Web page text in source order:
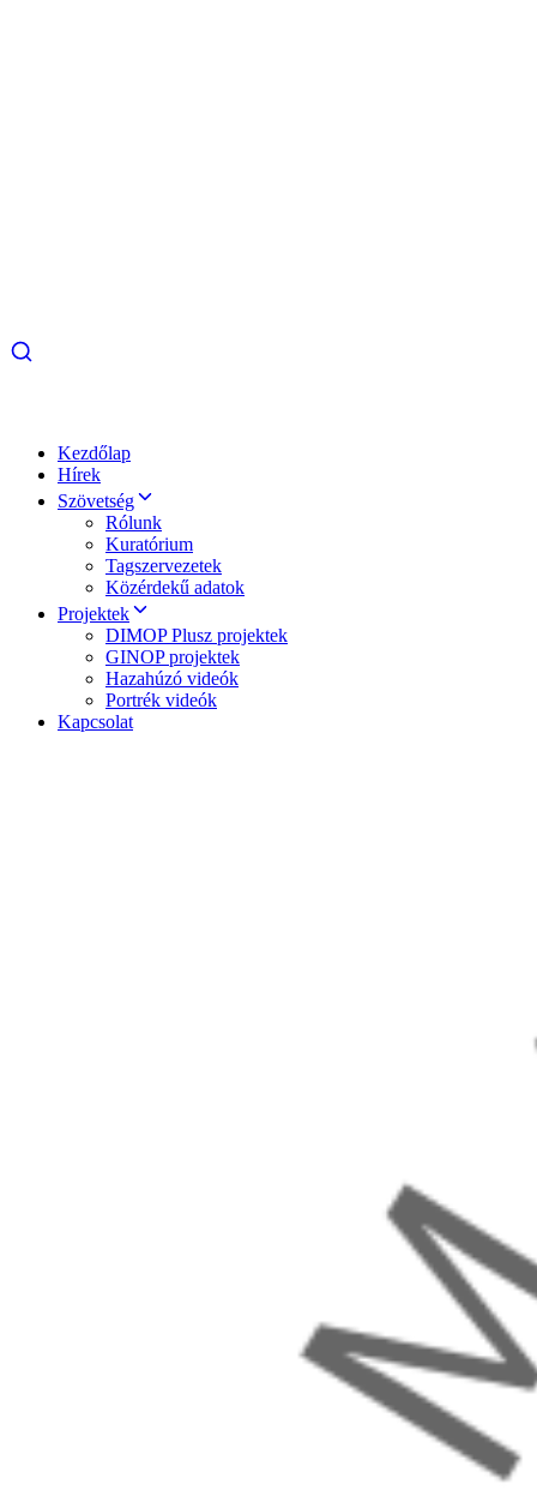
Kezdőlap
Hírek
Szövetség
Rólunk
Kuratórium
Tagszervezetek
Közérdekű adatok
Projektek
DIMOP Plusz projektek
GINOP projektek
Hazahúzó videók
Portrék videók
Kapcsolat